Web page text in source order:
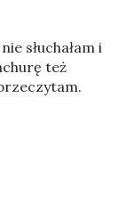
słuchałam i
też